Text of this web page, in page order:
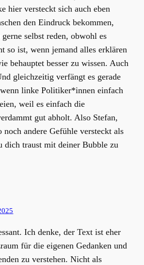
hier versteckt sich auch eben
den Eindruck bekommen,
selbst reden, obwohl es
so ist, wenn jemand alles erklären
behauptet besser zu wissen. Auch
gleichzeitig verfängt es gerade
linke Politiker*innen einfach
weil es einfach die
gut abholt. Also Stefan,
noch andere Gefühle versteckt als
dich traust mit deiner Bubble zu
Ich denke, der Text ist eher
für die eigenen Gedanken und
zu verstehen. Nicht als